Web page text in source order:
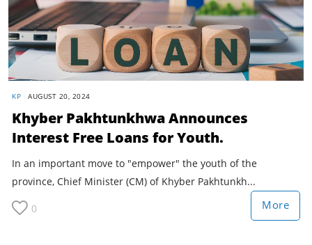
KP AUGUST 20, 2024
Khyber Pakhtunkhwa Announces
Interest Free Loans for Youth.
In an important move to "empower" the youth of the
province, Chief Minister (CM) of Khyber Pakhtunkh...
0 More